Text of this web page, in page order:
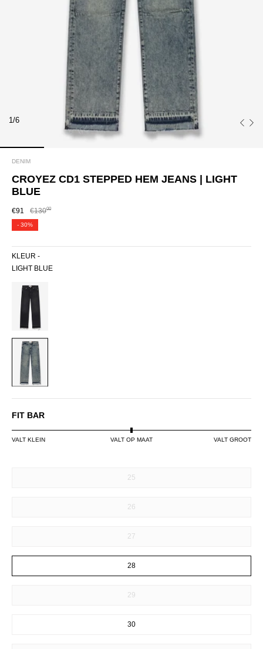
1/6
DENIM
CROYEZ CD1 STEPPED HEM JEANS | LIGHT
BLUE
€91 €13000
- 30%
KLEUR -
LIGHT BLUE
BLACK
LIGHT
BLUE
FIT BAR
VALT KLEIN VALT OP MAAT VALT GROOT
25
26
27
28
29
30